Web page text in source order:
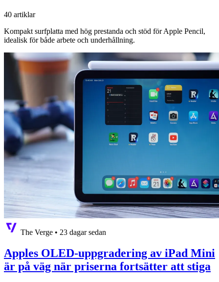
40 artiklar
Kompakt surfplatta med hög prestanda och stöd för Apple Pencil,
idealisk för både arbete och underhållning.
The Verge • 23 dagar sedan
Apples OLED-uppgradering av iPad Mini
är på väg när priserna fortsätter att stiga